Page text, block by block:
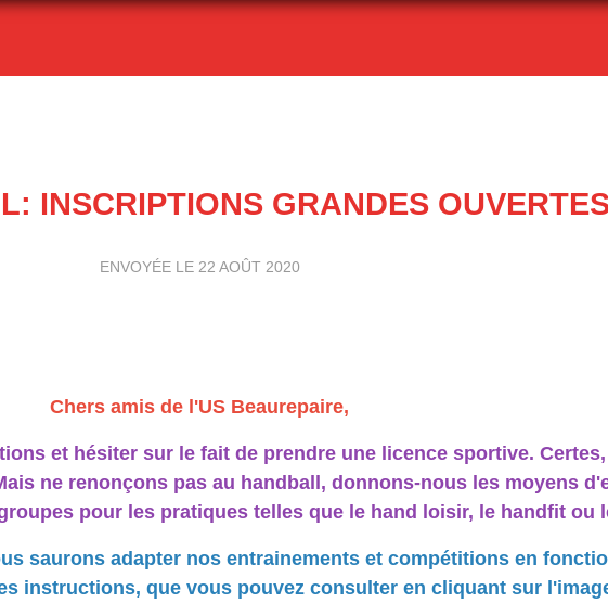
INSCRIPTIONS GRANDES
ENVOYÉE LE 22 AOÛT 2020
Chers amis de l'US Beaurepaire,
et hésiter sur le fait de prendre une licence sportive.
ne renonçons pas au handball, donnons-nous les moyens
pour les pratiques telles que le hand loisir, le handfit ou
saurons adapter nos entrainements et compétitions en
instructions, que vous pouvez consulter en cliquant sur